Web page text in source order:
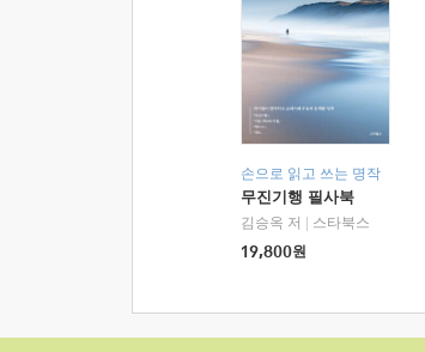
손으로 읽고 쓰는 명작
무진기행 필사북
김승옥 저
스타북스
19,800원